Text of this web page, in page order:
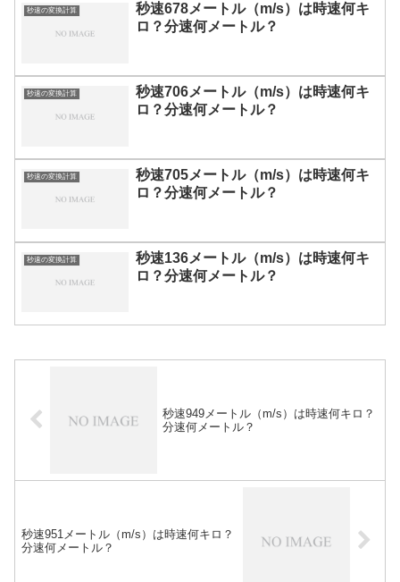
秒速の変換計算
秒速678メートル（m/s）は時速何キ
ロ？分速何メートル？
秒速の変換計算
秒速706メートル（m/s）は時速何キ
ロ？分速何メートル？
秒速の変換計算
秒速705メートル（m/s）は時速何キ
ロ？分速何メートル？
秒速の変換計算
秒速136メートル（m/s）は時速何キ
ロ？分速何メートル？
秒速949メートル（m/s）は時速何キロ？
分速何メートル？
秒速951メートル（m/s）は時速何キロ？
分速何メートル？